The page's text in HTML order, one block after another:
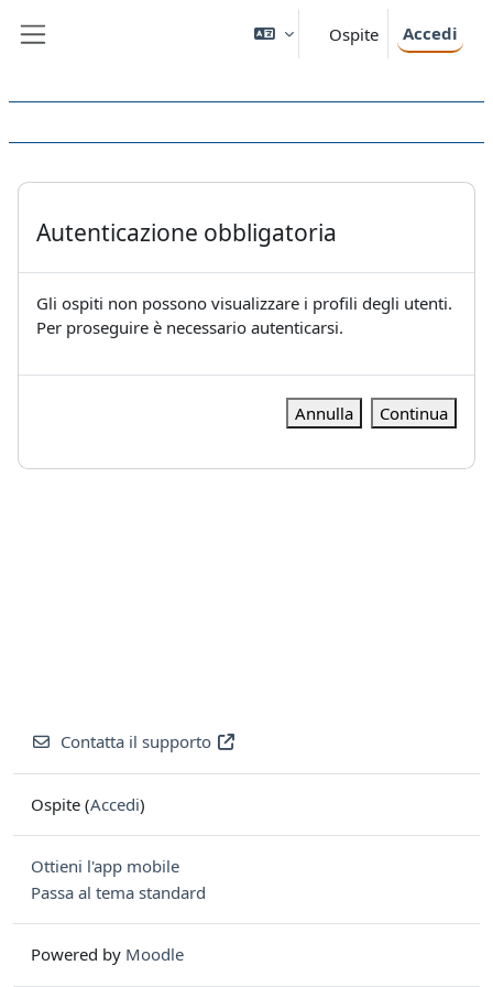
Ospite Accedi
Autenticazione obbligatoria
Gli ospiti non possono visualizzare i profili degli utenti.
Per proseguire è necessario autenticarsi.
Annulla Continua
Contatta il supporto
Ospite (Accedi)
Ottieni l'app mobile
Passa al tema standard
Powered by Moodle